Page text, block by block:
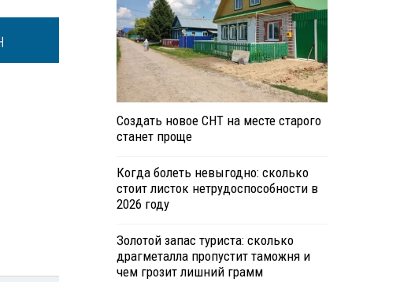
Создать новое СНТ на месте старого
станет проще
Когда болеть невыгодно: сколько
стоит листок нетрудоспособности в
2026 году
Золотой запас туриста: сколько
драгметалла пропустит таможня и
чем грозит лишний грамм